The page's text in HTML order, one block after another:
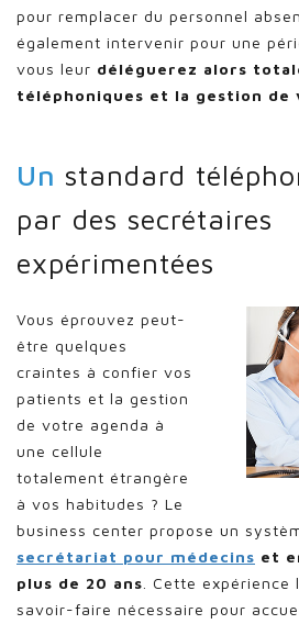
pour remplacer du personnel
également intervenir pour une
vous leur déléguerez alors
téléphoniques et la gestion de
Un standard
par des secrétaires
expérimentées
Vous éprouvez peut-
être quelques
craintes à confier vos
patients et la gestion
de votre agenda à
une cellule
totalement étrangère
à vos habitudes ? Le
business center propose un
secrétariat pour médecins et
plus de 20 ans . Cette
savoir-faire nécessaire pour